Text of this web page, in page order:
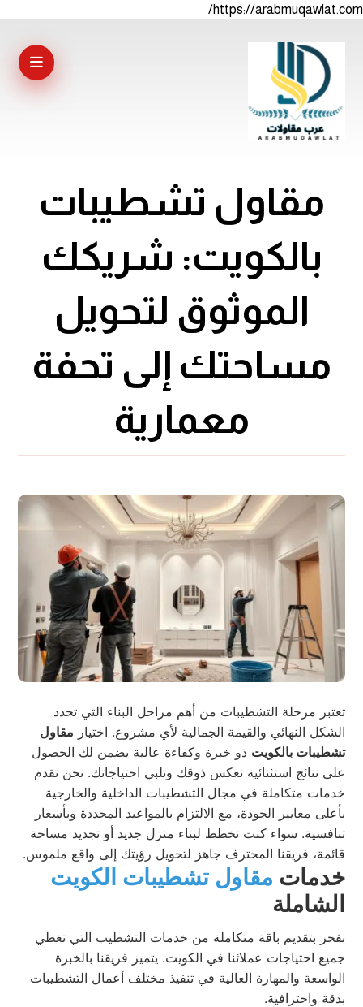
https://arabmuqawlat.com/
مقاول تشطيبات
بالكويت: شريكك
الموثوق لتحويل
مساحتك إلى تحفة
معمارية
تعتبر مرحلة التشطيبات من أهم مراحل البناء التي تحدد
الشكل النهائي والقيمة الجمالية لأي مشروع. اختيار مقاول
تشطيبات بالكويت ذو خبرة وكفاءة عالية يضمن لك الحصول
على نتائج استثنائية تعكس ذوقك وتلبي احتياجاتك. نحن نقدم
خدمات متكاملة في مجال التشطيبات الداخلية والخارجية
بأعلى معايير الجودة، مع الالتزام بالمواعيد المحددة وبأسعار
تنافسية. سواء كنت تخطط لبناء منزل جديد أو تجديد مساحة
قائمة، فريقنا المحترف جاهز لتحويل رؤيتك إلى واقع ملموس.
خدمات مقاول تشطيبات الكويت
الشاملة
نفخر بتقديم باقة متكاملة من خدمات التشطيب التي تغطي
جميع احتياجات عملائنا في الكويت. يتميز فريقنا بالخبرة
الواسعة والمهارة العالية في تنفيذ مختلف أعمال التشطيبات
بدقة واحترافية.